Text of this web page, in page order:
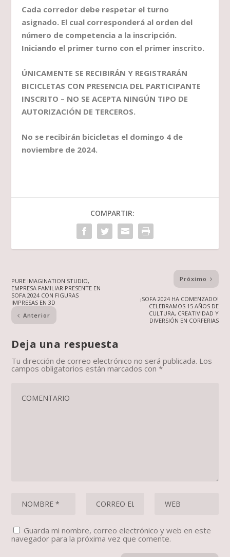
Cada corredor debe respetar el turno
asignado. El cual corresponderá al orden del
número de competencia a la inscripción.
Iniciando el primer turno con el primer inscrito.
ÚNICAMENTE SE RECIBIRÁN Y REGISTRARÁN
BICICLETAS CON PRESENCIA DEL PARTICIPANTE
INSCRITO – NO SE ACEPTA NINGÚN TIPO DE
AUTORIZACIÓN DE TERCEROS.
No se recibirán bicicletas el domingo 4 de
noviembre de 2024.
COMPARTIR:
PURE IMAGINATION STUDIO,
EMPRESA FAMILIAR PRESENTE EN
SOFA 2024 CON FIGURAS
IMPRESAS EN 3D
Anterior
Próximo
¡SOFA 2024 HA COMENZADO!
CELEBRAMOS 15 AÑOS DE
CULTURA, CREATIVIDAD Y
DIVERSIÓN EN CORFERIAS
Deja una respuesta
Tu dirección de correo electrónico no será publicada. Los
campos obligatorios están marcados con*
Guarda mi nombre, correo electrónico y web en este
navegador para la próxima vez que comente.